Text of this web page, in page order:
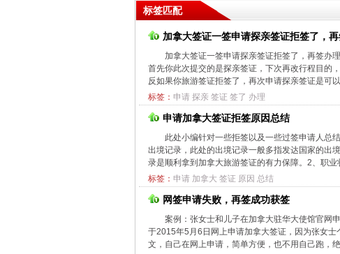
标签匹配
加拿大签证一签申请探亲签证拒签了，
加拿大签证一签申请探亲签证拒签了，再签办
首先你此次提交的是探亲签证，下次再改行程目的
反如果你旅游签证拒签了，再次申请探亲签证是可
标签： 申请 探亲 签证 签了 办理
申请加拿大签证拒签原因总结
此处小编针对一些拒签以及一些过签申请人总
出境记录，此处的出境记录一般多指发达国家的出
录是顺利拿到加拿大旅游签证的有力保障。2、职业
标签： 申请 加拿大 签证 原因 总结
网签申请失败，再签成功获签
案例：张女士和儿子在加拿大驻华大使馆官网
于2015年5月6日网上申请加拿大签证，因为张女
文，自己在网上申请，简单方便，也不用自己跑，